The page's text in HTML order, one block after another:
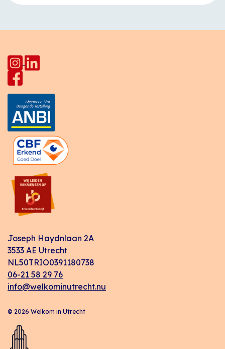
Joseph Haydnlaan 2A
3533 AE Utrecht
NL50TRIO0391180738
06-21 58 29 76
info@welkominutrecht.nu
© 2026 Welkom in Utrecht